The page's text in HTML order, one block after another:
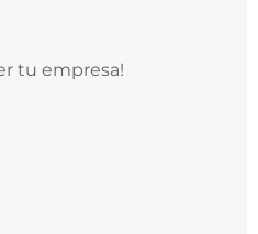
tu empresa!